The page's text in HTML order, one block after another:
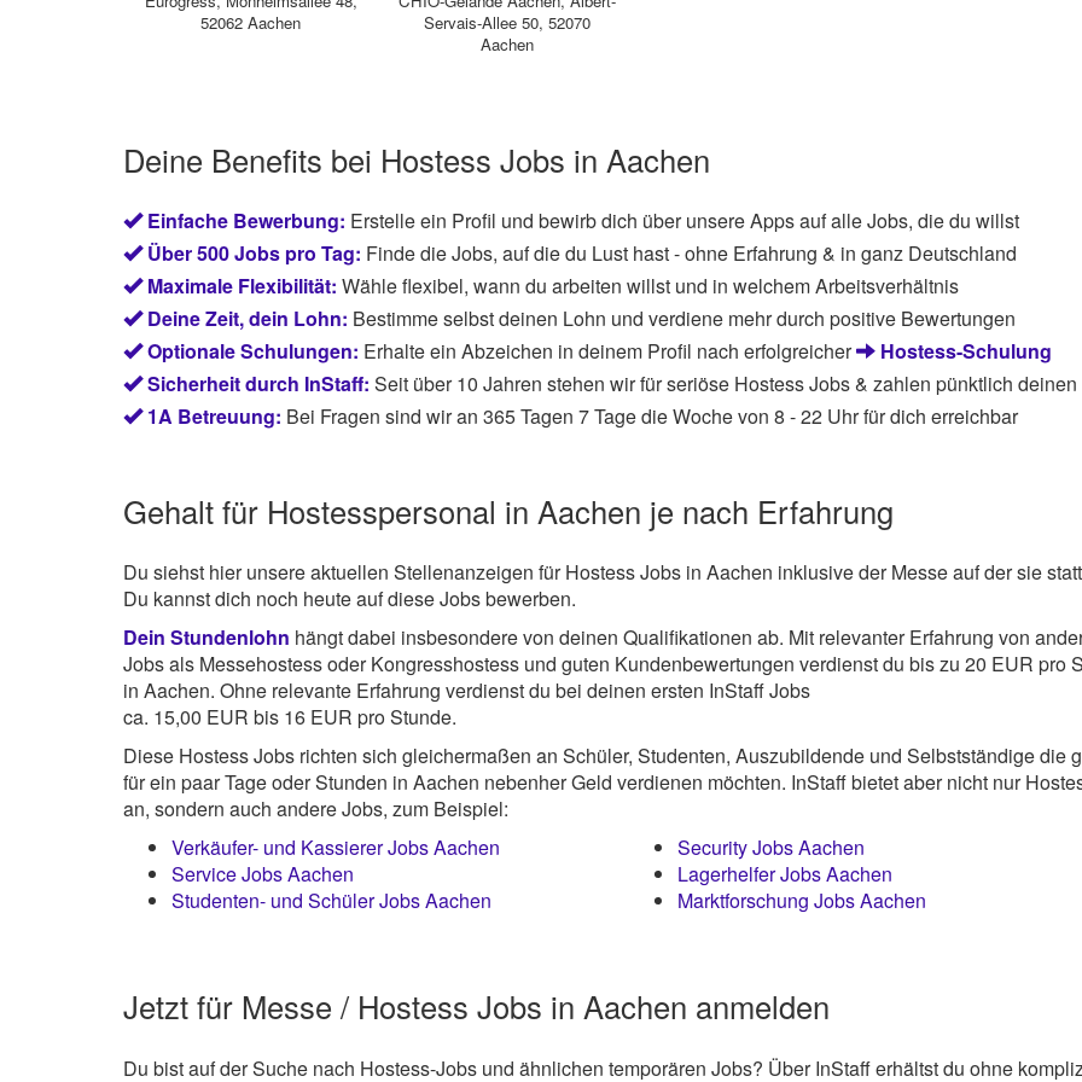
52062 Aachen
Servais-Allee 50, 52070
Aachen
Deine Benefits bei Hostess Jobs in Aachen
Einfache Bewerbung: Erstelle ein Profil und bewirb dich über unsere Apps auf alle Jobs, die du willst
Über 500 Jobs pro Tag: Finde die Jobs, auf die du Lust hast - ohne Erfahrung & in ganz Deutschland
Maximale Flexibilität: Wähle flexibel, wann du arbeiten willst und in welchem Arbeitsverhältnis
Deine Zeit, dein Lohn: Bestimme selbst deinen Lohn und verdiene mehr durch positive Bewertungen
Optionale Schulungen: Erhalte ein Abzeichen in deinem Profil nach erfolgreicher
Hostess-Schulung
Sicherheit durch InStaff: Seit über 10 Jahren stehen wir für seriöse Hostess Jobs & zahlen pünktlich
1A Betreuung: Bei Fragen sind wir an 365 Tagen 7 Tage die Woche von 8 - 22 Uhr für dich erreichbar
Gehalt für Hostesspersonal in Aachen je nach Erfahrung
Du siehst hier unsere aktuellen Stellenanzeigen für Hostess Jobs in Aachen inklusive der Messe auf der sie
Du kannst dich noch heute auf diese Jobs bewerben.
Dein Stundenlohn hängt dabei insbesondere von deinen Qualifikationen ab. Mit relevanter Erfahrung von
Jobs als Messehostess oder Kongresshostess und guten Kundenbewertungen verdienst du bis zu 20 EUR pro
in Aachen. Ohne relevante Erfahrung verdienst du bei deinen ersten InStaff Jobs
ca. 15,00 EUR bis 16 EUR pro Stunde.
Diese Hostess Jobs richten sich gleichermaßen an Schüler, Studenten, Auszubildende und Selbstständige die
für ein paar Tage oder Stunden in Aachen nebenher Geld verdienen möchten. InStaff bietet aber nicht nur
an, sondern auch andere Jobs, zum Beispiel:
Verkäufer- und Kassierer Jobs Aachen
Service Jobs Aachen
Studenten- und Schüler Jobs Aachen
Security Jobs Aachen
Lagerhelfer Jobs Aachen
Marktforschung Jobs Aachen
Jetzt für Messe / Hostess Jobs in Aachen anmelden
Du bist auf der Suche nach Hostess-Jobs und ähnlichen temporären Jobs? Über InStaff erhältst du ohne